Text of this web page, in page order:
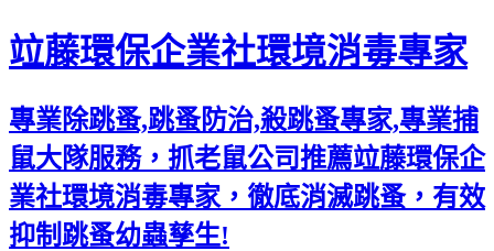
竝藤環保企業社環境消毒專家
專業除跳蚤,跳蚤防治,殺跳蚤專家,專業捕
鼠大隊服務，抓老鼠公司推薦竝藤環保企
業社環境消毒專家，徹底消滅跳蚤，有效
抑制跳蚤幼蟲孳生!